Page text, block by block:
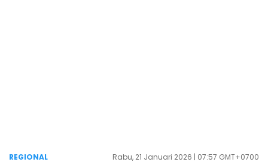
REGIONAL Rabu, 21 Januari 2026 | 07:57 GMT+0700